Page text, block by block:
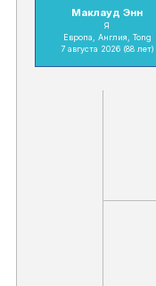
Маклауд Энн
Я
Европа, Англия, Tong
7 августа 2026 (88 лет)